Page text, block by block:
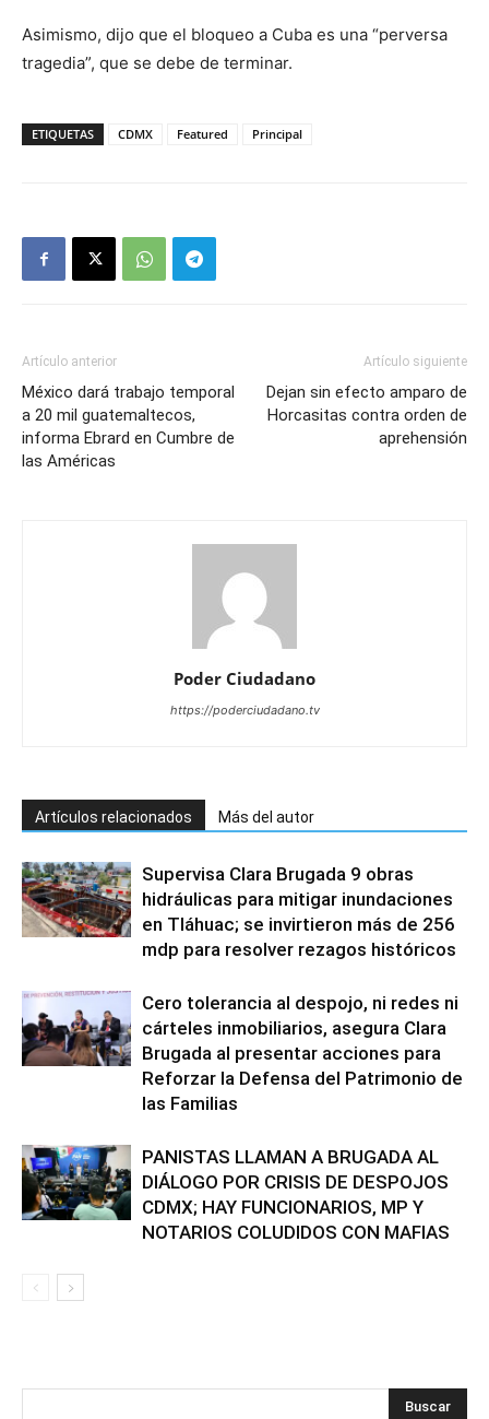
Asimismo, dijo que el bloqueo a Cuba es una “perversa
tragedia”, que se debe de terminar.
ETIQUETAS CDMX Featured Principal
Artículo anterior
México dará trabajo temporal
a 20 mil guatemaltecos,
informa Ebrard en Cumbre de
las Américas
Artículo siguiente
Dejan sin efecto amparo de
Horcasitas contra orden de
aprehensión
Poder Ciudadano
https://poderciudadano.tv
Artículos relacionados Más del autor
Supervisa Clara Brugada 9 obras
hidráulicas para mitigar inundaciones
en Tláhuac; se invirtieron más de 256
mdp para resolver rezagos históricos
Cero tolerancia al despojo, ni redes ni
cárteles inmobiliarios, asegura Clara
Brugada al presentar acciones para
Reforzar la Defensa del Patrimonio de
las Familias
PANISTAS LLAMAN A BRUGADA AL
DIÁLOGO POR CRISIS DE DESPOJOS
CDMX; HAY FUNCIONARIOS, MP Y
NOTARIOS COLUDIDOS CON MAFIAS